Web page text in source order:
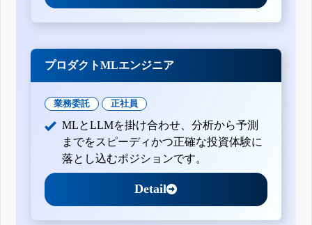
プロダクトMLエンジニア
業務委託 正社員
MLとLLMを掛け合わせ、分析から予測
までをスピーディかつ正確な投資体験に
落とし込むポジションです。
Detail